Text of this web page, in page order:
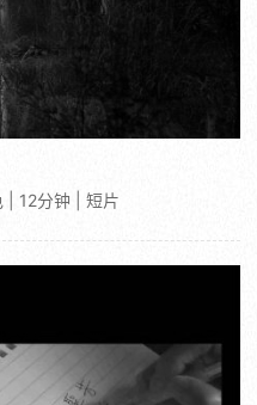
| 12分钟 | 短片